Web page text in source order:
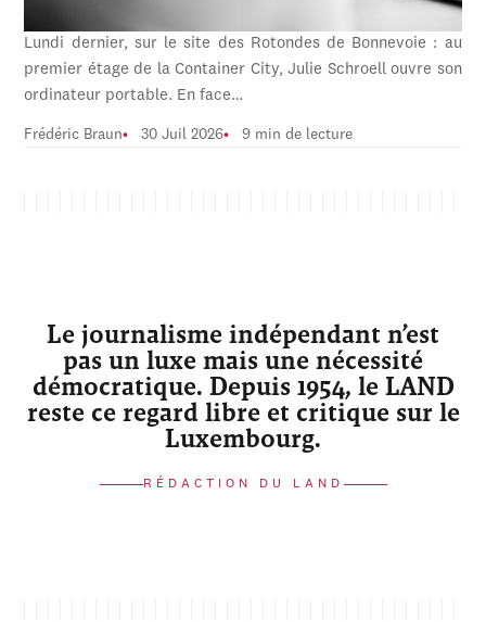
Lundi dernier, sur le site des Rotondes de Bonnevoie : au
premier étage de la Container City, Julie Schroell ouvre son
ordinateur portable. En face…
Frédéric Braun 30 Juil 2026 9 min de lecture
Le journalisme indépendant n’est
pas un luxe mais une nécessité
démocratique. Depuis 1954, le LAND
reste ce regard libre et critique sur le
Luxembourg.
RÉDACTION DU LAND